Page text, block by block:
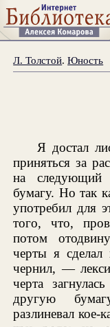
Л. Толстой.Юность
Я достал
приняться за
на следующий
бумагу. Но так
употребил для
того, что,
потом
черты я сделал
чернил, —
черта
другую
разлиневал кое-